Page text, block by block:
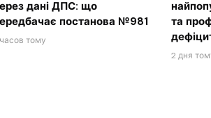
дані ДПС: що
постанова №981
тому
та
2 дня